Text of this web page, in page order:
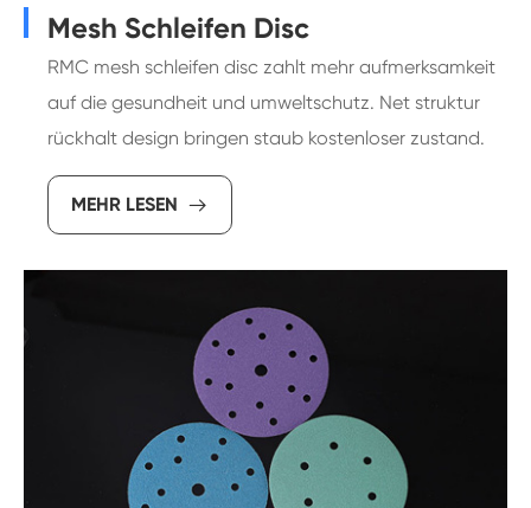
Mesh Schleifen Disc
RMC mesh schleifen disc zahlt mehr aufmerksamkeit
auf die gesundheit und umweltschutz. Net struktur
rückhalt design bringen staub kostenloser zustand.
MEHR LESEN 